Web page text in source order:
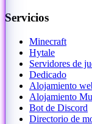
Servicios
Minecraft
Hytale
Servidores de
Dedicado
Alojamiento
Alojamiento
Bot de Discord
Directorio de